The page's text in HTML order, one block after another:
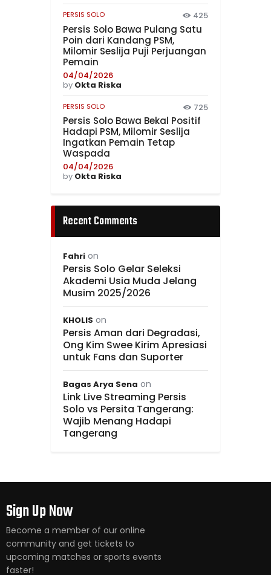
PERSIS SOLO 425
Persis Solo Bawa Pulang Satu
Poin dari Kandang PSM,
Milomir Seslija Puji Perjuangan
Pemain
04/04/2026
by Okta Riska
PERSIS SOLO 725
Persis Solo Bawa Bekal Positif
Hadapi PSM, Milomir Seslija
Ingatkan Pemain Tetap
Waspada
04/04/2026
by Okta Riska
Recent Comments
Fahri on
Persis Solo Gelar Seleksi
Akademi Usia Muda Jelang
Musim 2025/2026
KHOLIS on
Persis Aman dari Degradasi,
Ong Kim Swee Kirim Apresiasi
untuk Fans dan Suporter
Bagas Arya Sena on
Link Live Streaming Persis
Solo vs Persita Tangerang:
Wajib Menang Hadapi
Tangerang
Sign Up Now
Become a member of our online
community and get tickets to
upcoming matches or sports events
faster!